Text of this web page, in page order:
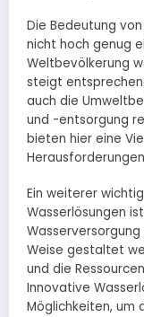
Die Bedeutung
nicht hoch genug
Weltbevölkerung
steigt
auch die
und -entsorgung
bieten hier eine
Ein weiterer
Wasserlösungen
Weise gestaltet
und die
Innovative
Möglichkeiten, um